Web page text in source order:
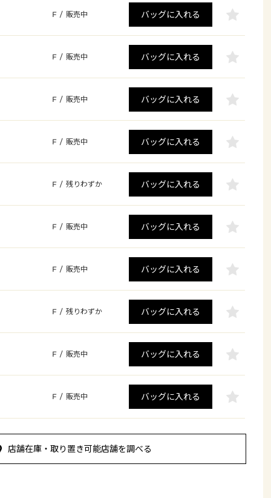
F / 販売中 バッグに入れる
F / 販売中 バッグに入れる
F / 販売中 バッグに入れる
F / 販売中 バッグに入れる
F / 残りわずか バッグに入れる
F / 販売中 バッグに入れる
F / 販売中 バッグに入れる
F / 残りわずか バッグに入れる
F / 販売中 バッグに入れる
F / 販売中 バッグに入れる
店舗在庫・取り置き可能店舗を調べる